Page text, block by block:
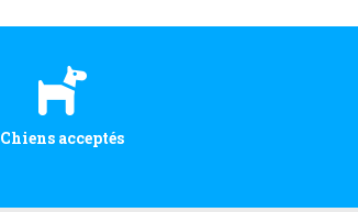
Chiens acceptés